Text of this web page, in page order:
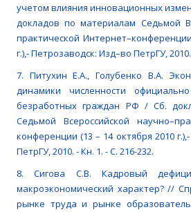
учетом влияния инновационных
докладов по материалам Седьмой
практической
г.),- Петрозаводск: Изд–во ПетрГУ,
7. Питухин Е.А., Голубенко В.А.
динамики численности
безработных граждан РФ / Сб.
Седьмой Всероссийской
конференции (13 – 14 октября 2010
ПетрГУ, 2010. - Кн. 1. - С. 216-232.
8. Сигова С.В. Кадровый
макроэкономический характер? //
рынке труда и рынке